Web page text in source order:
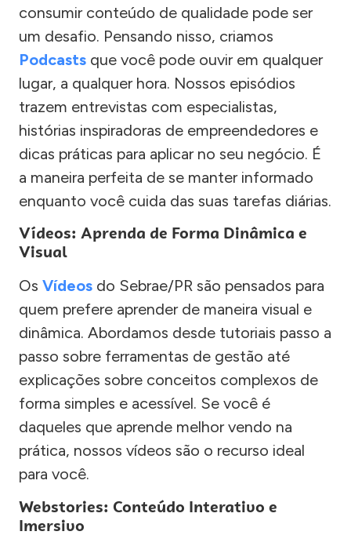
consumir conteúdo de qualidade pode ser
um desafio. Pensando nisso, criamos
Podcasts que você pode ouvir em qualquer
lugar, a qualquer hora. Nossos episódios
trazem entrevistas com especialistas,
histórias inspiradoras de empreendedores e
dicas práticas para aplicar no seu negócio. É
a maneira perfeita de se manter informado
enquanto você cuida das suas tarefas diárias.
Vídeos: Aprenda de Forma Dinâmica e
Visual
Os Vídeos do Sebrae/PR são pensados para
quem prefere aprender de maneira visual e
dinâmica. Abordamos desde tutoriais passo a
passo sobre ferramentas de gestão até
explicações sobre conceitos complexos de
forma simples e acessível. Se você é
daqueles que aprende melhor vendo na
prática, nossos vídeos são o recurso ideal
para você.
Webstories: Conteúdo Interativo e
Imersivo